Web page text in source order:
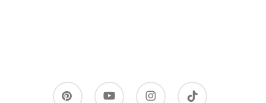
pinterest youtube instagram tiktok